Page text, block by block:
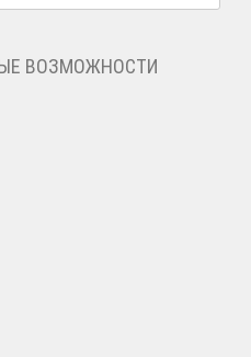
ВОЗМОЖНОСТИ